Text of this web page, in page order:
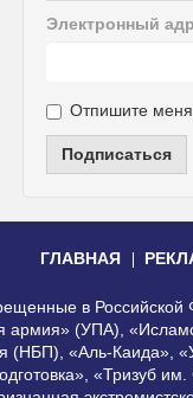
Электронный
Отпишите меня
Подписаться
ГЛАВНАЯ
в
армия» (УПА),
(НБП), «Аль-Каида»,